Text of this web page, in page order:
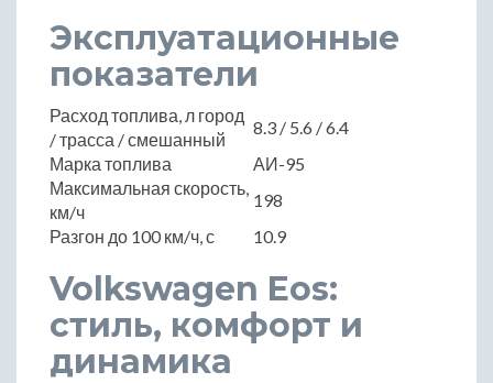
Эксплуатационные
показатели
Расход топлива, л город
/ трасса / смешанный
8.3 / 5.6 / 6.4
Марка топлива
АИ-95
Максимальная скорость,
км/ч
198
Разгон до 100 км/ч, с
10.9
Volkswagen Eos:
стиль, комфорт и
динамика